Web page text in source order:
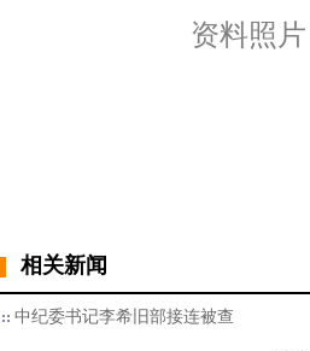
资料照片
相关新闻
中纪委书记李希旧部接连被查